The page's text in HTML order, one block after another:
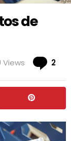
de
Views 2